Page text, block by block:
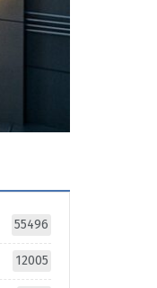
55496
12005